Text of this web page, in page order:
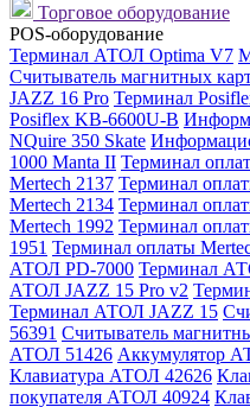
Торговое оборудование
POS-оборудование
Терминал АТОЛ Optima V7
Считыватель магнитных
JAZZ 16 Pro Терминал
Posiflex KB-6600U-B
NQuire 350 Skate
1000 Manta II Терминал
Mertech 2137 Терминал
Mertech 2134 Терминал
Mertech 1992 Терминал
1951 Терминал оплаты
АТОЛ PD-7000 Терминал
АТОЛ JAZZ 15 Pro v2
Терминал АТОЛ JAZZ 15
56391 Считыватель
АТОЛ 51426 Аккумулятор
Клавиатура АТОЛ 42626
покупателя АТОЛ 40924